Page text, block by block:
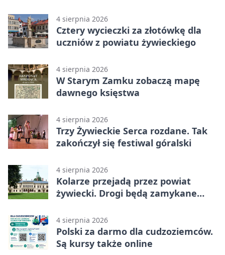
4 sierpnia 2026
Cztery wycieczki za złotówkę dla
uczniów z powiatu żywieckiego
4 sierpnia 2026
W Starym Zamku zobaczą mapę
dawnego księstwa
4 sierpnia 2026
Trzy Żywieckie Serca rozdane. Tak
zakończył się festiwal góralski
4 sierpnia 2026
Kolarze przejadą przez powiat
żywiecki. Drogi będą zamykane
4 sierpnia 2026
Polski za darmo dla cudzoziemców.
Są kursy także online